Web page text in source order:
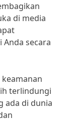
di media
secara
terlindungi
ada di dunia